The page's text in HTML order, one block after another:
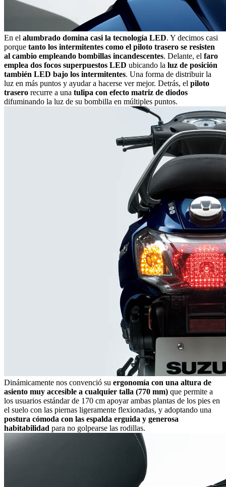
En el alumbrado domina casi la tecnología LED. Y decimos casi
porque tanto los intermitentes como el piloto trasero se resisten
al cambio empleando bombillas incandescentes. Delante, el faro
emplea dos focos superpuestos LED ubicando la luz de posición
también LED bajo los intermitentes. Una forma de distribuir la
luz en más puntos y ayudar a hacerse ver mejor. Detrás, el piloto
trasero recurre a una tulipa con efecto matriz de diodos
difuminando la luz de su bombilla en múltiples puntos.
Dinámicamente nos convenció su ergonomía con una altura de
asiento muy accesible a cualquier talla (770 mm) que permite a
los usuarios estándar de 170 cm apoyar ambas plantas de los pies en
el suelo con las piernas ligeramente flexionadas, y adoptando una
postura cómoda con las espalda erguida y generosa
habitabilidad para no golpearse las rodillas.